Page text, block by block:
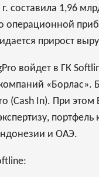
г. составила 1,96
операционной
прирост
войдет в ГК
«Борлас».
(Cash In). При
и ОАЭ.